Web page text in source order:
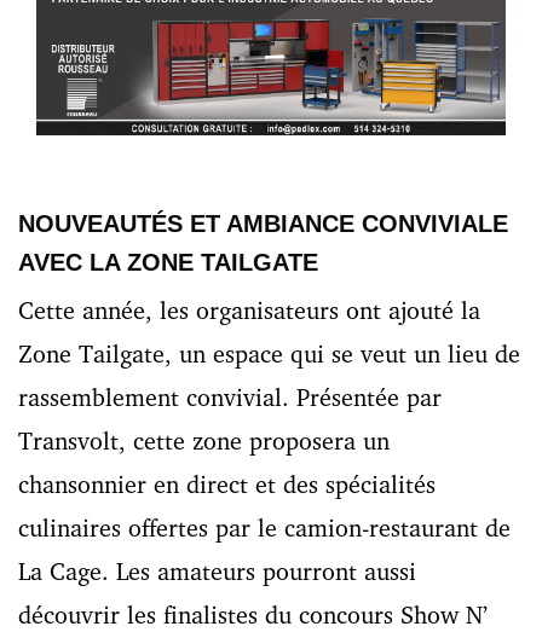
NOUVEAUTÉS ET AMBIANCE CONVIVIALE
AVEC LA ZONE TAILGATE
Cette année, les organisateurs ont ajouté la
Zone Tailgate, un espace qui se veut un lieu de
rassemblement convivial. Présentée par
Transvolt, cette zone proposera un
chansonnier en direct et des spécialités
culinaires offertes par le camion-restaurant de
La Cage. Les amateurs pourront aussi
découvrir les finalistes du concours Show N’